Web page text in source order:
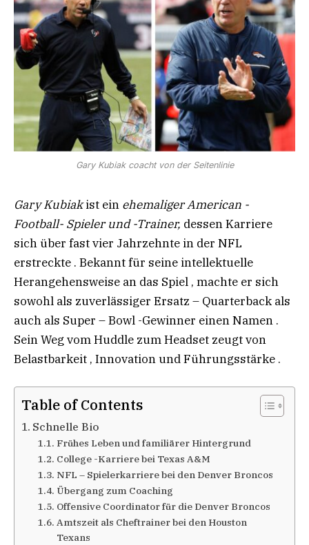
Gary Kubiak coacht von der Seitenlinie
Gary Kubiakist ein ehemaliger American -
Football- Spieler und -Trainer, dessen Karriere
sich über fast vier Jahrzehnte in der NFL
erstreckte . Bekannt für seine intellektuelle
Herangehensweise an das Spiel , machte er sich
sowohl als zuverlässiger Ersatz – Quarterback als
auch als Super – Bowl -Gewinner einen Namen .
Sein Weg vom Huddle zum Headset zeugt von
Belastbarkeit , Innovation und Führungsstärke .
Table of Contents
Schnelle Bio
Frühes Leben und familiärer Hintergrund
College -Karriere bei Texas A&M
NFL – Spielerkarriere bei den Denver Broncos
Übergang zum Coaching
Offensive Coordinator für die Denver Broncos
Amtszeit als Cheftrainer bei den Houston
Texans